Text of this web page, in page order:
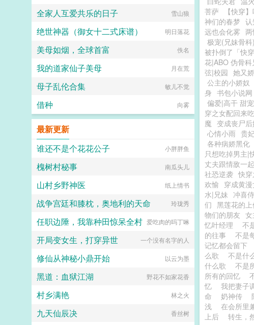
菩萨
【快穿
神们的春梦
远也会化雾
极宠(兄妹骨科)
被扑倒了「快穿
花|ABO 伪骨科
弦|校园 她又
公主的小娇奴
身 书包小说网
偏爱|高干 甜宠
穿之女配回来
魔 变成丧尸
心情小雨 贵
各种病娇黑化
只想吃掉男主|
丈夫跟情敌一
社恐逆袭 快
欢愉 穿成黄
水|兄妹 冲喜
们 黑莲花的上
物们的朋友
忆叶经理
不
的往事
不是
记忆都会留下
么歌
不是什
什么歌
不是
所有的回忆
忆
我把妻子
命
奶神传
浅
在会所里
上后
转生，
全家人互爱共乐的日子 雪山狼
绝世神器（御女十二式床谱） 明日落花
美母如烟，全球首富 佚名
我的道家仙子美母 月在荒
母子乱伦合集 敏儿不觉
借种 向雾
最新更新
谁还不是个花花公子
小胖胖鱼
槐树村秘事 南瓜头儿
山村乡野神医 纸上情书
战争宫廷和膝枕，奥地利的天命 玲珑秀
任职边陲，我靠种田惊呆全村 爱吃肉的吗丁啉
开局变女生，打穿异世 一个没有名字的人
修仙从神秘小鼎开始 以云为墨
黑道：血狱江湖 野花不如家花香
村乡满艳 林之火
九天仙辰决 香丝树